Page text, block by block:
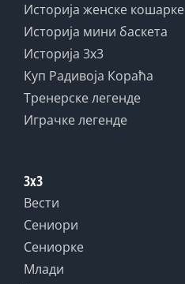
Историја женске кошарке
Историја мини баскета
Историја 3x3
Куп Радивоја Кораћа
Тренерске легенде
Играчке легенде
3x3
Вести
Сениори
Сениорке
Млади